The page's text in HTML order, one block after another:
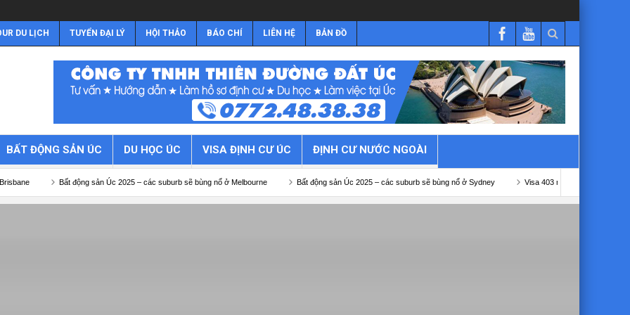
DU LỊCH TUYỂN ĐẠI LÝ HỘI THẢO BÁO CHÍ LIÊN HỆ BẢN ĐỒ
BẤT ĐỘNG SẢN ÚC DU HỌC ÚC VISA ĐỊNH CƯ ÚC ĐỊNH CƯ NƯỚC NGOÀI
Bất động sản Úc 2025 – các suburb sẽ bùng nổ ở Melbourne Bất động sản Úc 2025 – các suburb sẽ bùng nổ ở Sydney Visa 403 nông nghiệp Úc